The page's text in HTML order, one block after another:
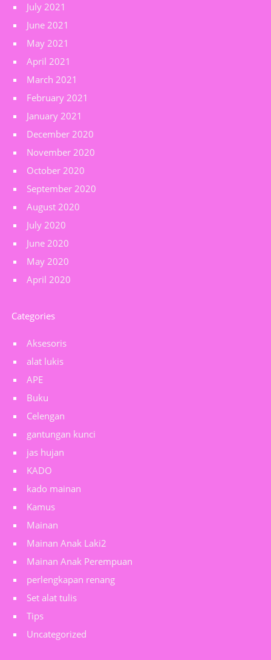
July 2021
June 2021
May 2021
April 2021
March 2021
February 2021
January 2021
December 2020
November 2020
October 2020
September 2020
August 2020
July 2020
June 2020
May 2020
April 2020
Categories
Aksesoris
alat lukis
APE
Buku
Celengan
gantungan kunci
jas hujan
KADO
kado mainan
Kamus
Mainan
Mainan Anak Laki2
Mainan Anak Perempuan
perlengkapan renang
Set alat tulis
Tips
Uncategorized